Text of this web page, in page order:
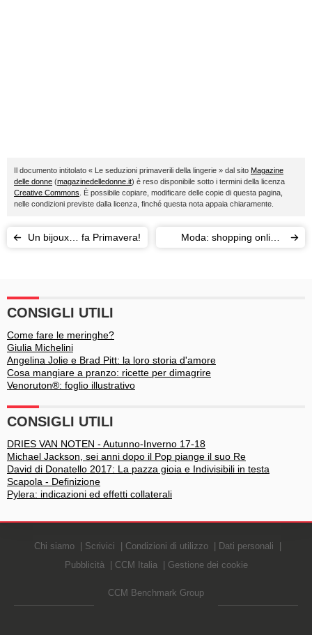
Il documento intitolato « Le seduzioni primaverili della lingerie » dal sito Magazine
delle donne (magazinedelledonne.it) è reso disponibile sotto i termini della licenza
Creative Commons . È possibile copiare, modificare delle copie di questa pagina,
nelle condizioni previste dalla licenza, finché questa nota appaia chiaramente.
Un bijoux… fa Primavera!
Moda: shopping online,
CONSIGLI UTILI
Come fare le meringhe?
Giulia Michelini
Angelina Jolie e Brad Pitt: la loro storia d'amore
Cosa mangiare a pranzo: ricette per dimagrire
Venoruton®: foglio illustrativo
CONSIGLI UTILI
DRIES VAN NOTEN - Autunno-Inverno 17-18
Michael Jackson, sei anni dopo il Pop piange il suo Re
David di Donatello 2017: La pazza gioia e Indivisibili in testa
Scapola - Definizione
Pylera: indicazioni ed effetti collaterali
Chi siamo Scrivici Condizioni di utilizzo
Dati personali
Pubblicità
CCM Italia Gestione dei cookie
CCM Benchmark Group